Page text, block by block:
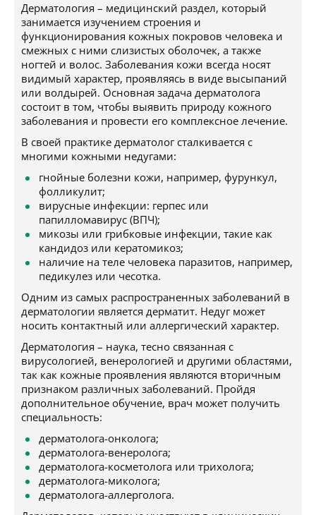
Дерматология – медицинский раздел, который
занимается изучением строения и
функционирования кожных покровов человека и
смежных с ними слизистых оболочек, а также
ногтей и волос. Заболевания кожи всегда носят
видимый характер, проявляясь в виде высыпаний
или волдырей. Основная задача дерматолога
состоит в том, чтобы выявить природу кожного
заболевания и провести его комплексное лечение.
В своей практике дерматолог сталкивается с
многими кожными недугами:
гнойные болезни кожи, например, фурункул,
фолликулит;
вирусные инфекции: герпес или
папилломавирус (ВПЧ);
микозы или грибковые инфекции, такие как
кандидоз или кератомикоз;
наличие на теле человека паразитов, например,
педикулез или чесотка.
Одним из самых распространенных заболеваний в
дерматологии является дерматит. Недуг может
носить контактный или аллергический характер.
Дерматология – наука, тесно связанная с
вирусологией, венерологией и другими областями,
так как кожные проявления являются вторичным
признаком различных заболеваний. Пройдя
дополнительное обучение, врач может получить
специальность:
дерматолога-онколога;
дерматолога-венеролога;
дерматолога-косметолога или трихолога;
дерматолога-миколога;
дерматолога-аллерголога.